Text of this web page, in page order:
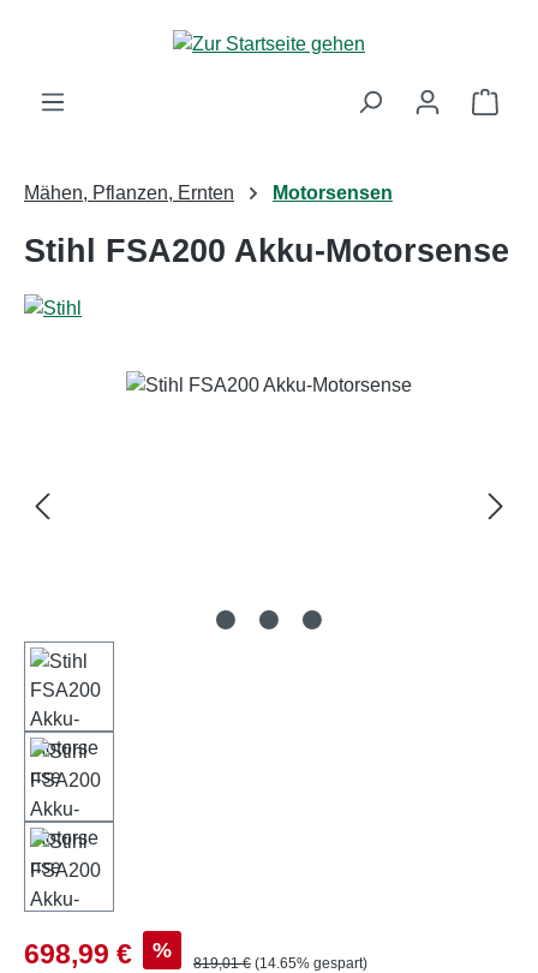
Zum Hauptinhalt springen
Mähen, Pflanzen, Ernten Motorsensen
Stihl FSA200 Akku-Motorsense
Verkaufspreis:
698,99 € % Regulärer Preis:
819,01 € (14.65% gespart)